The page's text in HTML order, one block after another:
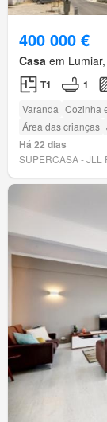
400 000 €
Casa em
T1 1
Varanda Cozinha
Área das crianças
Há 22 dias
SUPERCASA - JLL